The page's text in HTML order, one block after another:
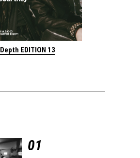
Depth EDITION 13
01